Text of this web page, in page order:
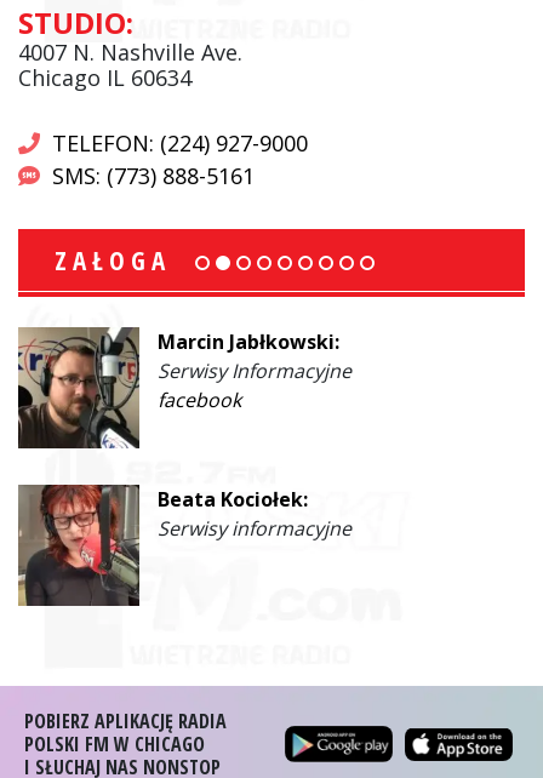
STUDIO:
4007 N. Nashville Ave.
Chicago IL 60634
TELEFON: (224) 927-9000
SMS: (773) 888-5161
ZAŁOGA
Marcin Jabłkowski:
Serwisy Informacyjne
facebook
Beata Kociołek:
Serwisy informacyjne
POBIERZ APLIKACJĘ RADIA
POLSKI FM W CHICAGO
I SŁUCHAJ NAS NONSTOP